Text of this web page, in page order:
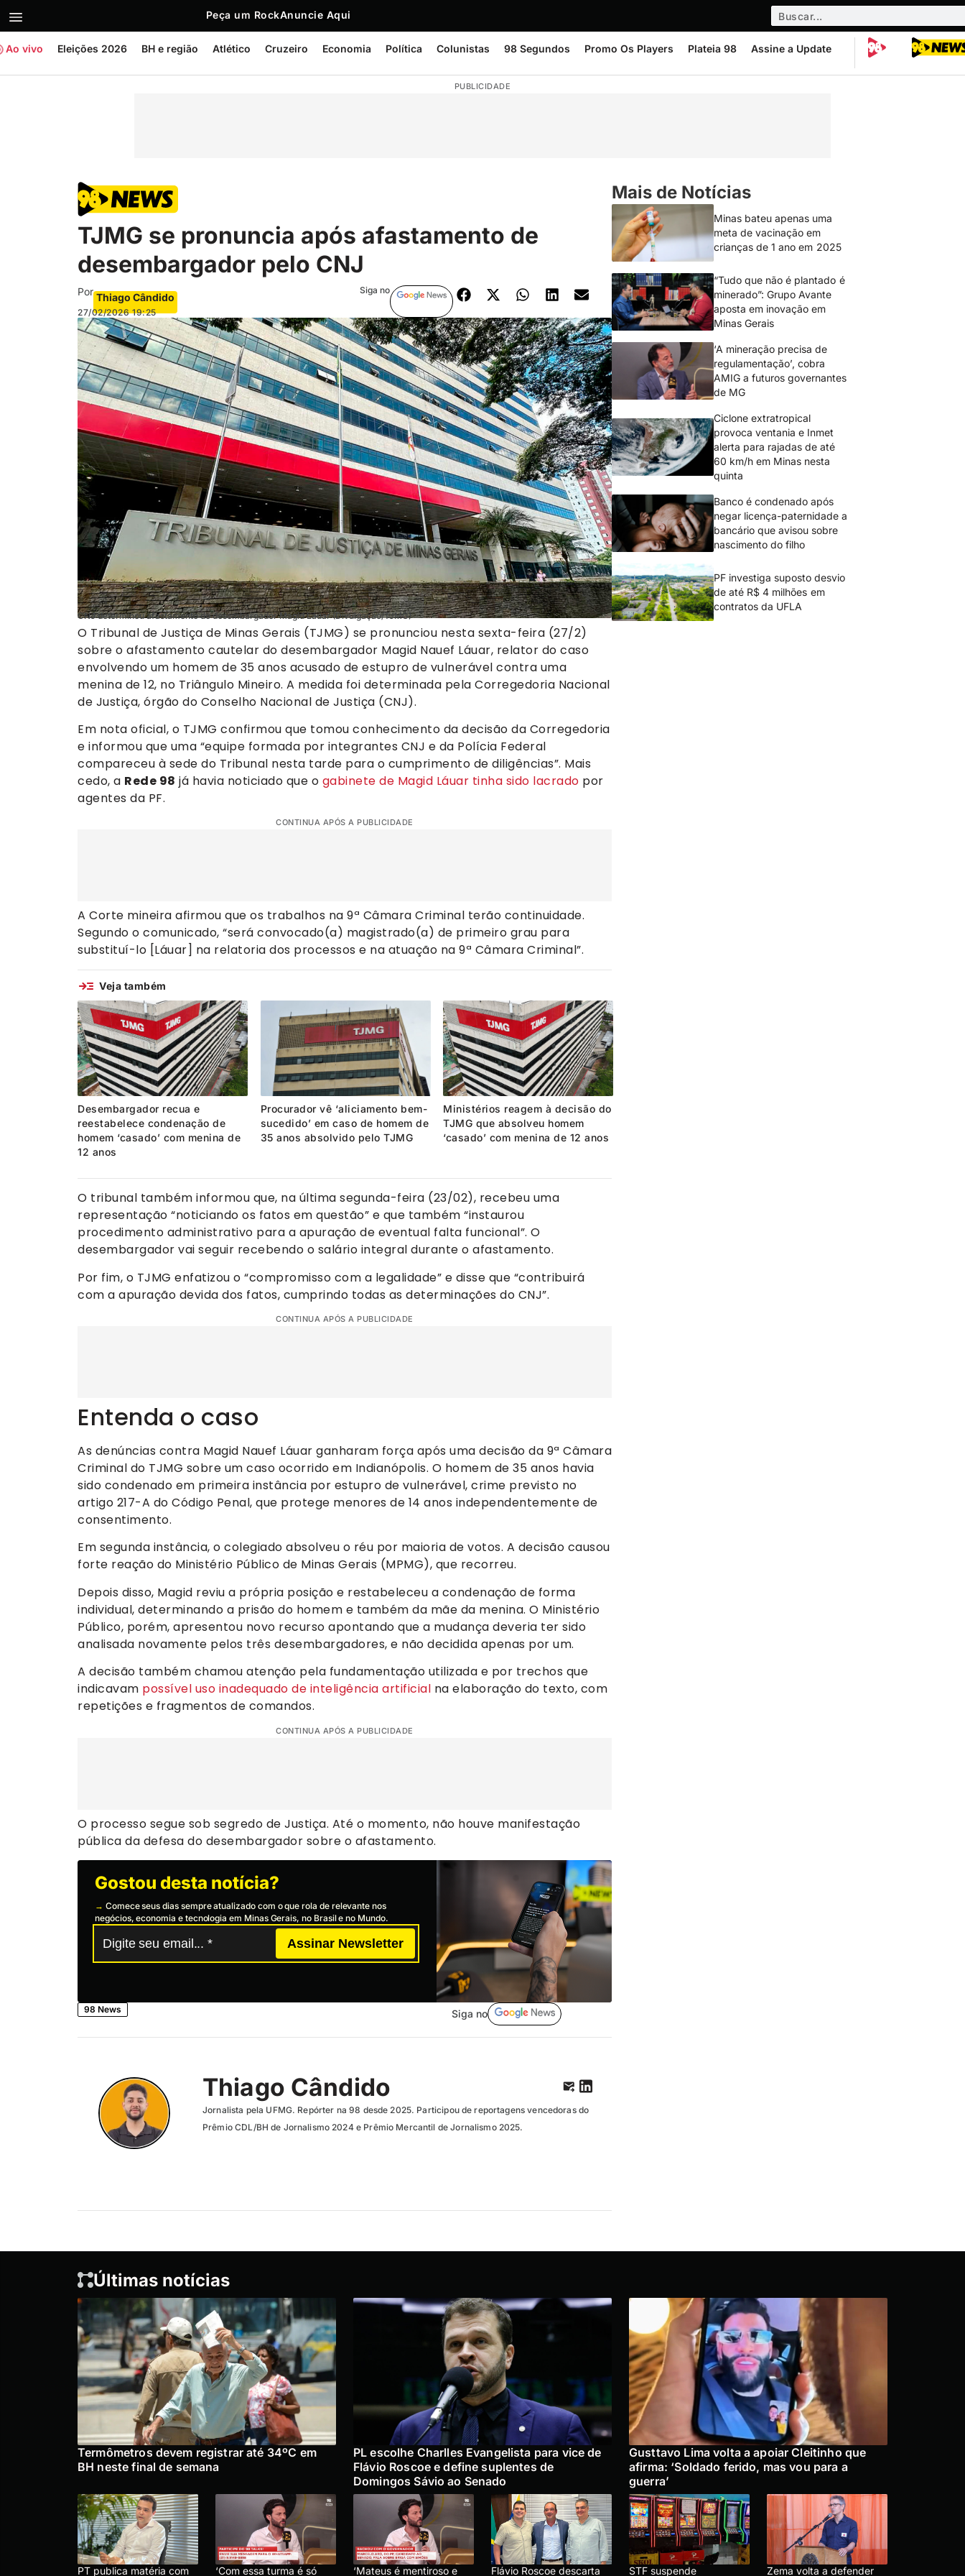
Peça um RockAnuncie Aqui
Ao vivo Eleições 2026 BH e região Atlético Cruzeiro Economia Política Colunistas 98 Segundos Promo Os Players Plateia 98 Assine a Update
PUBLICIDADE
TJMG se pronuncia após afastamento de
desembargador pelo CNJ
Por Thiago Cândido
27/02/2026 19:25
Siga no
CNJ determinou afastamento do desembargador Magid Láuar (Divulgação/TJMG)
O Tribunal de Justiça de Minas Gerais (TJMG) se pronunciou nesta sexta-feira (27/2)
sobre o afastamento cautelar do desembargador Magid Nauef Láuar, relator do caso
envolvendo um homem de 35 anos acusado de estupro de vulnerável contra uma
menina de 12, no Triângulo Mineiro. A medida foi determinada pela Corregedoria Nacional
de Justiça, órgão do Conselho Nacional de Justiça (CNJ).
Em nota oficial, o TJMG confirmou que tomou conhecimento da decisão da Corregedoria
e informou que uma “equipe formada por integrantes CNJ e da Polícia Federal
compareceu à sede do Tribunal nesta tarde para o cumprimento de diligências”. Mais
cedo, a Rede 98 já havia noticiado que o gabinete de Magid Láuar tinha sido lacrado por
agentes da PF.
CONTINUA APÓS A PUBLICIDADE
A Corte mineira afirmou que os trabalhos na 9ª Câmara Criminal terão continuidade.
Segundo o comunicado, “será convocado(a) magistrado(a) de primeiro grau para
substituí-lo [Láuar] na relatoria dos processos e na atuação na 9ª Câmara Criminal”.
Veja também
Desembargador recua e
reestabelece condenação de
homem ‘casado’ com menina de
12 anos
Procurador vê ‘aliciamento bem-
sucedido’ em caso de homem de
35 anos absolvido pelo TJMG
Ministérios reagem à decisão do
TJMG que absolveu homem
‘casado’ com menina de 12 anos
O tribunal também informou que, na última segunda-feira (23/02), recebeu uma
representação “noticiando os fatos em questão” e que também “instaurou
procedimento administrativo para a apuração de eventual falta funcional”. O
desembargador vai seguir recebendo o salário integral durante o afastamento.
Por fim, o TJMG enfatizou o “compromisso com a legalidade” e disse que “contribuirá
com a apuração devida dos fatos, cumprindo todas as determinações do CNJ”.
CONTINUA APÓS A PUBLICIDADE
Entenda o caso
As denúncias contra Magid Nauef Láuar ganharam força após uma decisão da 9ª Câmara
Criminal do TJMG sobre um caso ocorrido em Indianópolis. O homem de 35 anos havia
sido condenado em primeira instância por estupro de vulnerável, crime previsto no
artigo 217-A do Código Penal, que protege menores de 14 anos independentemente de
consentimento.
Em segunda instância, o colegiado absolveu o réu por maioria de votos. A decisão causou
forte reação do Ministério Público de Minas Gerais (MPMG), que recorreu.
Depois disso, Magid reviu a própria posição e restabeleceu a condenação de forma
individual, determinando a prisão do homem e também da mãe da menina. O Ministério
Público, porém, apresentou novo recurso apontando que a mudança deveria ter sido
analisada novamente pelos três desembargadores, e não decidida apenas por um.
A decisão também chamou atenção pela fundamentação utilizada e por trechos que
indicavam possível uso inadequado de inteligência artificial na elaboração do texto, com
repetições e fragmentos de comandos.
CONTINUA APÓS A PUBLICIDADE
O processo segue sob segredo de Justiça. Até o momento, não houve manifestação
pública da defesa do desembargador sobre o afastamento.
Gostou desta notícia?
→ Comece seus dias sempre atualizado com o que rola de relevante nos
negócios, economia e tecnologia em Minas Gerais, no Brasil e no Mundo.
Assinar Newsletter
98 News Siga no
Thiago Cândido
Jornalista pela UFMG. Repórter na 98 desde 2025. Participou de reportagens vencedoras do
Prêmio CDL/BH de Jornalismo 2024 e Prêmio Mercantil de Jornalismo 2025.
Mais de Notícias
Minas bateu apenas uma
meta de vacinação em
crianças de 1 ano em 2025
“Tudo que não é plantado é
minerado”: Grupo Avante
aposta em inovação em
Minas Gerais
‘A mineração precisa de
regulamentação’, cobra
AMIG a futuros governantes
de MG
Ciclone extratropical
provoca ventania e Inmet
alerta para rajadas de até
60 km/h em Minas nesta
quinta
Banco é condenado após
negar licença-paternidade a
bancário que avisou sobre
nascimento do filho
PF investiga suposto desvio
de até R$ 4 milhões em
contratos da UFLA
Últimas notícias
Termômetros devem registrar até 34ºC em
BH neste final de semana
PL escolhe Charlles Evangelista para vice de
Flávio Roscoe e define suplentes de
Domingos Sávio ao Senado
Gusttavo Lima volta a apoiar Cleitinho que
afirma: ‘Soldado ferido, mas vou para a
guerra’
PT publica matéria com ‘Com essa turma é só ‘Mateus é mentiroso e Flávio Roscoe descarta STF suspende Zema volta a defender